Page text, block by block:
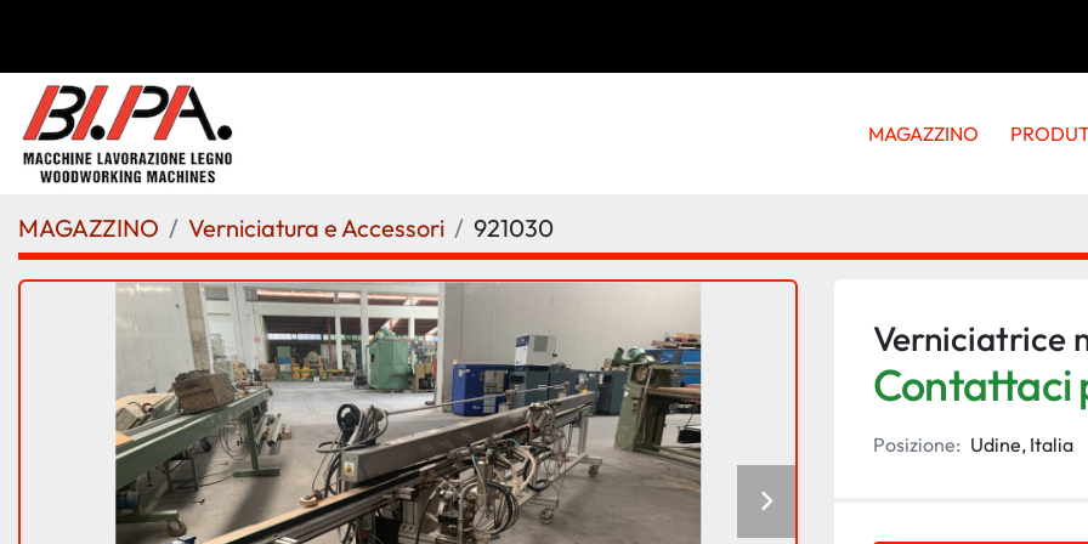
MAGAZZINO
MAGAZZINO Verniciatura e Accessori 921030
Verniciatrice
Contattaci
Posizione: Udine, Italia